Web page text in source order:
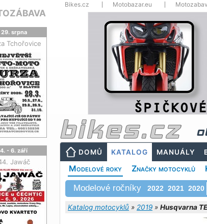
Bikes.cz Motobazar.eu
DOMŮ KATALOG MANUÁLY
Modelové roky Značky motocyklů
Modelové ročníky 2022 2021 2020
Katalog motocyklů » 2019 » Husqvarna
29. srpna
Tchořovice
4. - 6. září
Jawáč